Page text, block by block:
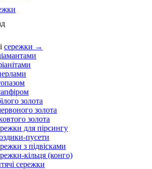
сережки →
золота
золота
золота
для пірсингу
пусети
з підвісками
кільця (конго)
сережки